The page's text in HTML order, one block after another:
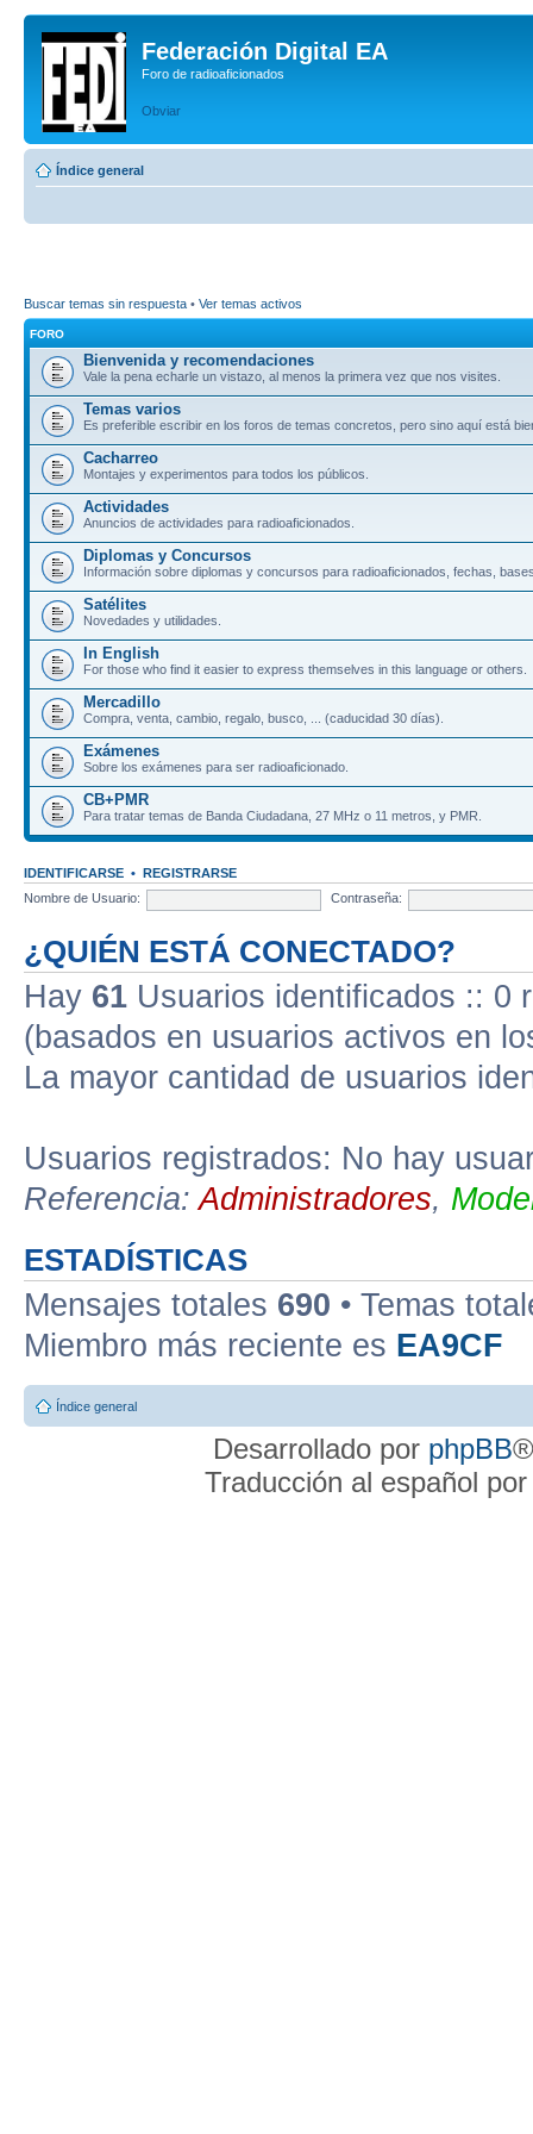
Federación Digital EA
Foro de radioaficionados
Obviar
Índice general
Buscar temas sin respuesta • Ver temas activos
FORO
Bienvenida y recomendaciones
Vale la pena echarle un vistazo, al menos la primera vez que nos visites.
Temas varios
Es preferible escribir en los foros de temas concretos, pero sino aquí está
Cacharreo
Montajes y experimentos para todos los públicos.
Actividades
Anuncios de actividades para radioaficionados.
Diplomas y Concursos
Información sobre diplomas y concursos para radioaficionados, fechas,
Satélites
Novedades y utilidades.
In English
For those who find it easier to express themselves in this language or others.
Mercadillo
Compra, venta, cambio, regalo, busco, ... (caducidad 30 días).
Exámenes
Sobre los exámenes para ser radioaficionado.
CB+PMR
Para tratar temas de Banda Ciudadana, 27 MHz o 11 metros, y PMR.
IDENTIFICARSE • REGISTRARSE
Nombre de Usuario:
Contraseña:
¿QUIÉN ESTÁ CONECTADO?
Hay 61 Usuarios identificados :: 0
(basados en usuarios activos en
La mayor cantidad de usuarios
Usuarios registrados: No hay
Referencia:Administradores,
ESTADÍSTICAS
Mensajes totales 690 • Temas
Miembro más reciente es EA9CF
Índice general
Desarrollado por phpBB
Traducción al español